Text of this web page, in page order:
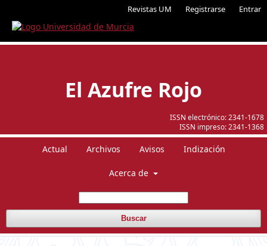
Revistas UM Registrarse Entrar
ISSN electrónico: 2341-1678
ISSN impreso: 2341-1368
El Azufre Rojo
Actual Archivos Avisos Indización
Acerca de
Buscar